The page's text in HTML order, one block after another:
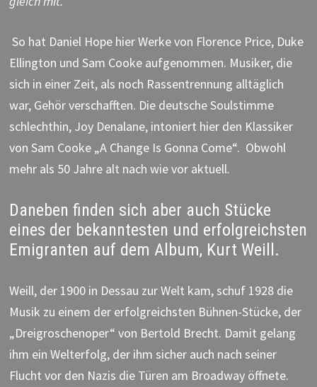
So hat Daniel Hope hier Werke von Florence Price, Duke
Ellington und Sam Cooke aufgenommen. Musiker, die
sich in einer Zeit, als noch Rassentrennung alltäglich
war, Gehör verschafften. Die deutsche Soulstimme
schlechthin, Joy Denalane, intoniert hier den Klassiker
von Sam Cooke „A Change Is Gonna Come“. Obwohl
mehr als 50 Jahre alt nach wie vor aktuell.
Daneben finden sich aber auch Stücke
eines der bekanntesten und erfolgreichsten
Emigranten auf dem Album, Kurt Weill.
Weill, der 1900 in Dessau zur Welt kam, schuf 1928 die
Musik zu einem der erfolgreichsten Bühnen-Stücke, der
„Dreigroschenoper“ von Bertold Brecht. Damit gelang
ihm ein Welterfolg, der ihm sicher auch nach seiner
Flucht vor den Nazis die Türen am Broadway öffnete.